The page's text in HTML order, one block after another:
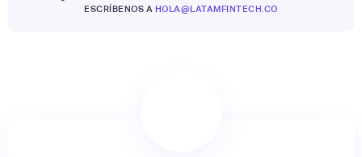
ESCRÍBENOS A HOLA@LATAMFINTECH.CO